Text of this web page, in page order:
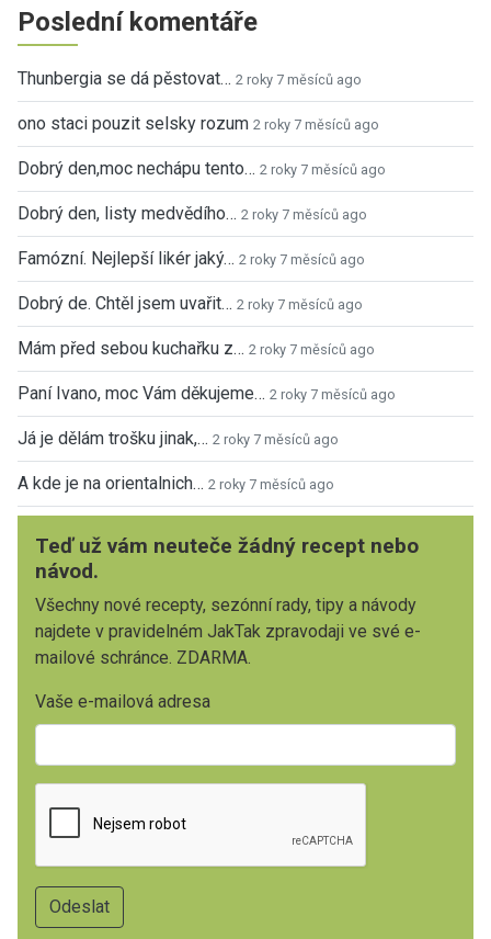
Poslední komentáře
Thunbergia se dá pěstovat… 2 roky 7 měsíců ago
ono staci pouzit selsky rozum 2 roky 7 měsíců ago
Dobrý den,moc nechápu tento… 2 roky 7 měsíců ago
Dobrý den, listy medvědího… 2 roky 7 měsíců ago
Famózní. Nejlepší likér jaký… 2 roky 7 měsíců ago
Dobrý de. Chtěl jsem uvařit… 2 roky 7 měsíců ago
Mám před sebou kuchařku z… 2 roky 7 měsíců ago
Paní Ivano, moc Vám děkujeme… 2 roky 7 měsíců ago
Já je dělám trošku jinak,… 2 roky 7 měsíců ago
A kde je na orientalnich… 2 roky 7 měsíců ago
Teď už vám neuteče žádný recept nebo
návod.
Všechny nové recepty, sezónní rady, tipy a návody
najdete v pravidelném JakTak zpravodaji ve své e-
mailové schránce. ZDARMA.
Vaše e-mailová adresa